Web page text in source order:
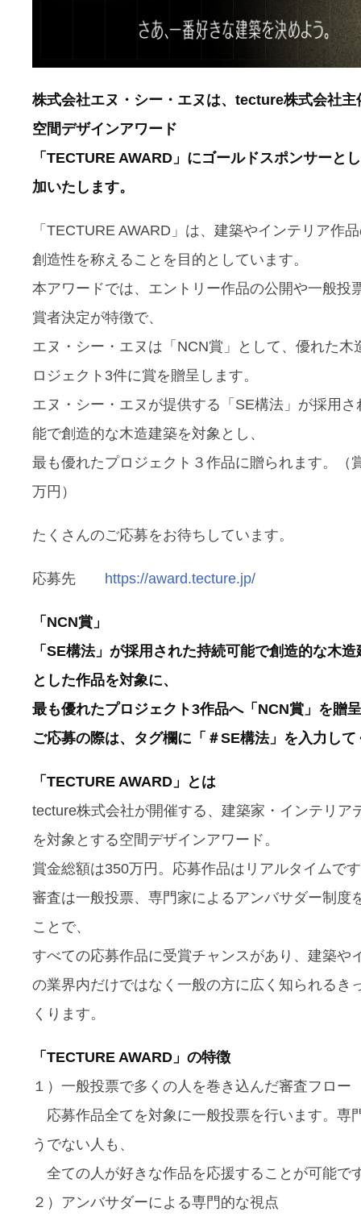
株式会社エヌ・シー・エヌは、tecture株式会社主
空間デザインアワード
「TECTURE AWARD」にゴールドスポンサーと
加いたします。
「TECTURE AWARD」は、建築やインテリア作
創造性を称えることを目的としています。
本アワードでは、エントリー作品の公開や一般投
賞者決定が特徴で、
エヌ・シー・エヌは「NCN賞」として、優れた木
ロジェクト3件に賞を贈呈します。
エヌ・シー・エヌが提供する「SE構法」が採用さ
能で創造的な木造建築を対象とし、
最も優れたプロジェクト３作品に贈られます。（
万円）
たくさんのご応募をお待ちしています。
応募先 https://award.tecture.jp/
「NCN賞」
「SE構法」が採用された持続可能で創造的な木
とした作品を対象に、
最も優れたプロジェクト3作品へ「NCN賞」を贈
ご応募の際は、タグ欄に「＃SE構法」を入力して
「TECTURE AWARD」とは
tecture株式会社が開催する、建築家・インテリア
を対象とする空間デザインアワード。
賞金総額は350万円。応募作品はリアルタイムで
審査は一般投票、専門家によるアンバサダー制度
ことで、
すべての応募作品に受賞チャンスがあり、建築や
の業界内だけではなく一般の方に広く知られるき
くります。
「TECTURE AWARD」の特徴
１）一般投票で多くの人を巻き込んだ審査フロー
応募作品全てを対象に一般投票を行います。専
うでない人も、
全ての人が好きな作品を応援することが可能で
２）アンバサダーによる専門的な視点